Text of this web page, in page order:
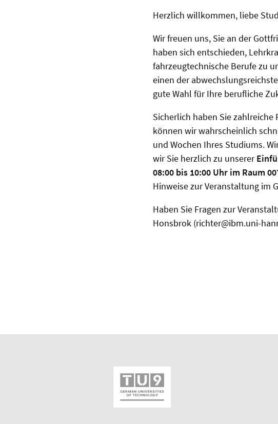
Herzlich willkommen, liebe
Wir freuen uns, Sie an der
haben sich entschieden,
fahrzeugtechnische Berufe zu
einen der
gute Wahl für Ihre berufliche
Sicherlich haben Sie zahlreiche
können wir wahrscheinlich
und Wochen Ihres Studiums.
wir Sie herzlich zu unserer
08:00 bis 10:00 Uhr im Raum
Hinweise zur Veranstaltung im
Haben Sie Fragen zur
Honsbrok (richter@ibm.uni-